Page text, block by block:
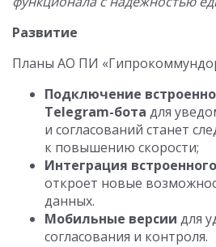
Развитие
Планы АО ПИ
Подключение
Telegram-бота для
и согласований станет
к повышению скорости;
Интеграция
откроет новые
данных.
Мобильные версии для
согласования и контроля.